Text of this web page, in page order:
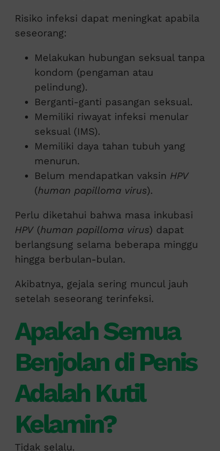
Risiko infeksi dapat meningkat apabila
seseorang:
Melakukan hubungan seksual tanpa
kondom (pengaman atau
pelindung).
Berganti-ganti pasangan seksual.
Memiliki riwayat infeksi menular
seksual (IMS).
Memiliki daya tahan tubuh yang
menurun.
Belum mendapatkan vaksin HPV
(human papilloma virus).
Perlu diketahui bahwa masa inkubasi
HPV(human papilloma virus) dapat
berlangsung selama beberapa minggu
hingga berbulan-bulan.
Akibatnya, gejala sering muncul jauh
setelah seseorang terinfeksi.
Apakah Semua
Benjolan di Penis
Adalah Kutil
Kelamin?
Tidak selalu.